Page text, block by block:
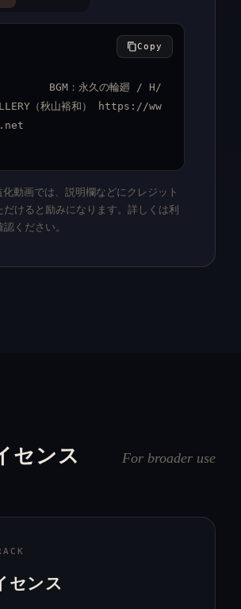
Copy
BGM：永久の輪廻 / H/
（秋山裕和） https://ww
化動画では、説明欄などにクレジット
だけると励みになります。詳しくは利
ください。
センス For broader use
センス